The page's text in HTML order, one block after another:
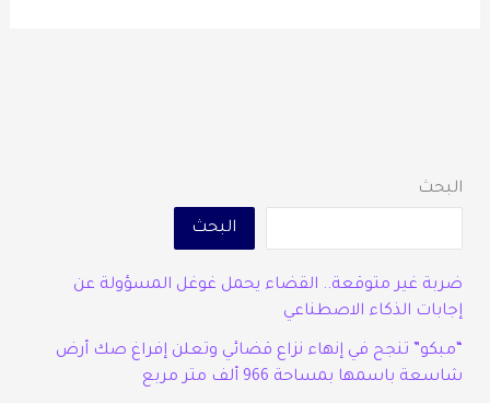
البحث
البحث
ضربة غير متوقعة.. القضاء يحمل غوغل المسؤولة عن
إجابات الذكاء الاصطناعي
“مبكو” تنجح في إنهاء نزاع قضائي وتعلن إفراغ صك أرض
شاسعة باسمها بمساحة 966 ألف متر مربع